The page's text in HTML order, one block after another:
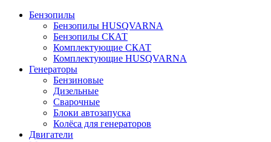
Бензопилы
Бензопилы HUSQVARNA
Бензопилы СКАТ
Комплектующие СКАТ
Комплектующие HUSQVARNA
Генераторы
Бензиновые
Дизельные
Сварочные
Блоки автозапуска
Колёса для генераторов
Двигатели